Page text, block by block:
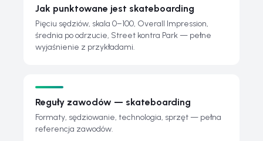
Jak punktowane jest skateboarding
Pięciu sędziów, skala 0–100, Overall Impression,
średnia po odrzucie, Street kontra Park — pełne
wyjaśnienie z przykładami.
Reguły zawodów — skateboarding
Formaty, sędziowanie, technologia, sprzęt — pełna
referencja zawodów.